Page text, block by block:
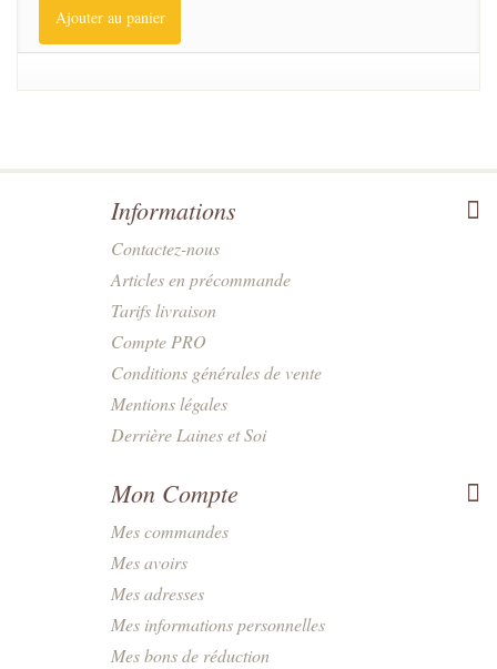
Ajouter au panier
Informations
Contactez-nous
Articles en précommande
Tarifs livraison
Compte PRO
Conditions générales de vente
Mentions légales
Derrière Laines et Soi
Mon Compte
Mes commandes
Mes avoirs
Mes adresses
Mes informations personnelles
Mes bons de réduction